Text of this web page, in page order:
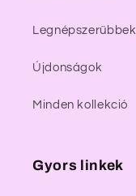
Legnépszerűbbek
Újdonságok
Minden kollekció
Gyors linkek